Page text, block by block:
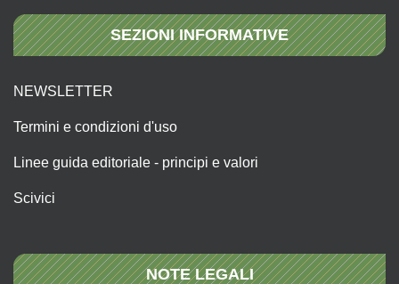
SEZIONI INFORMATIVE
NEWSLETTER
Termini e condizioni d'uso
Linee guida editoriale - principi e valori
Scivici
NOTE LEGALI